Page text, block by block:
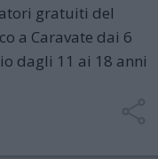
gratuiti del
a Caravate dai 6
dagli 11 ai 18 anni